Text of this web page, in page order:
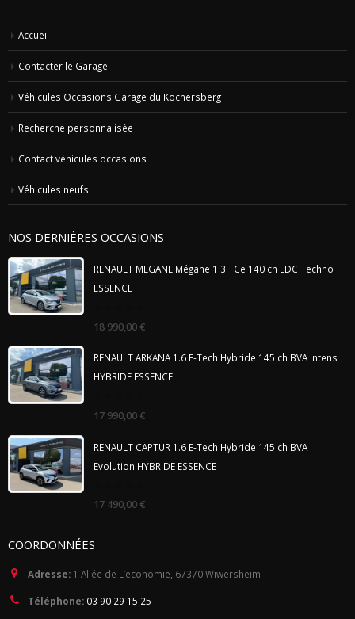
Accueil
Contacter le Garage
Véhicules Occasions Garage du Kochersberg
Recherche personnalisée
Contact véhicules occasions
Véhicules neufs
NOS DERNIÈRES OCCASIONS
RENAULT MEGANE Mégane 1.3 TCe 140 ch EDC Techno
ESSENCE
out
18 990,00 €
RENAULT ARKANA 1.6 E-Tech Hybride 145 ch BVA Intens
HYBRIDE ESSENCE
out
17 990,00 €
RENAULT CAPTUR 1.6 E-Tech Hybride 145 ch BVA
Evolution HYBRIDE ESSENCE
out
17 490,00 €
COORDONNÉES
Adresse: 1 Allée de L’economie, 67370 Wiwersheim
Téléphone: 03 90 29 15 25